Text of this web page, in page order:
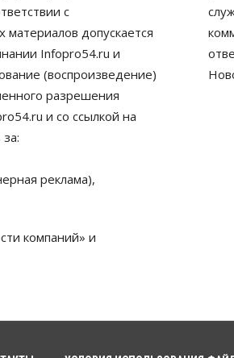
с
допускается
Infopro54.ru и
(воспроизведение)
разрешения
и со ссылкой на
реклама),
компаний» и